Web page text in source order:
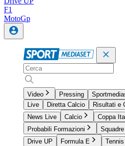
F1
MotoGp
Video Pressing
Live
Diretta Calcio
Risultati e
News Live
Calcio Coppa
Probabili Formazioni
Squadre
Drive UP
Formula E Tennis